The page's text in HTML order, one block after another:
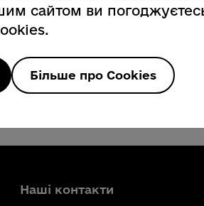
Наші контакти
сайтом ви
Більше про Cookies